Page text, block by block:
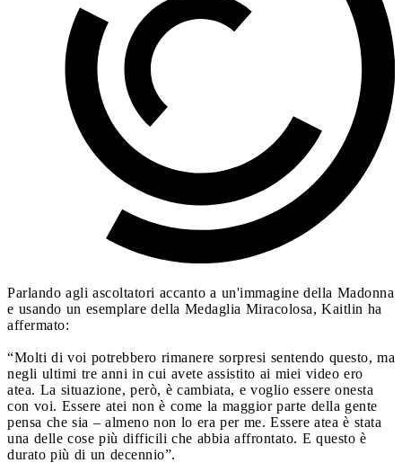
Parlando agli ascoltatori accanto a un'immagine della Madonna
e usando un esemplare della Medaglia Miracolosa, Kaitlin ha
affermato:
“Molti di voi potrebbero rimanere sorpresi sentendo questo, ma
negli ultimi tre anni in cui avete assistito ai miei video ero
atea. La situazione, però, è cambiata, e voglio essere onesta
con voi. Essere atei non è come la maggior parte della gente
pensa che sia – almeno non lo era per me. Essere atea è stata
una delle cose più difficili che abbia affrontato. E questo è
durato più di un decennio”.